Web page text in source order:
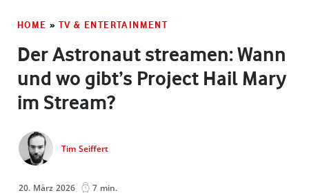
HOME » TV & ENTERTAINMENT
Der Astronaut streamen: Wann
und wo gibt’s Project Hail Mary
im Stream?
Tim Seiffert
20. März 2026 7 min.